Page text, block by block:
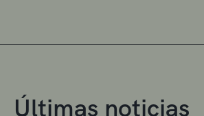
Últimas noticias